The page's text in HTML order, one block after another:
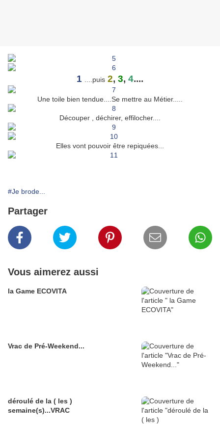
1 ....puis 2, 3, 4....
Une toile bien tendue....Se mettre au Métier.....
Découper , déchirer, effilocher....
Elles vont pouvoir être repiquées...
#Je brode...
Partager
Vous aimerez aussi
la Game ECOVITA
Vrac de Pré-Weekend...
déroulé de la ( les )
semaine(s)...VRAC